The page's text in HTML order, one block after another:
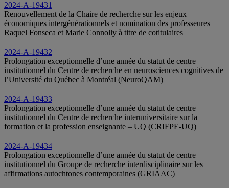
2024-A-19431
Renouvellement de la Chaire de recherche sur les enjeux
économiques intergénérationnels et nomination des professeures
Raquel Fonseca et Marie Connolly à titre de cotitulaires
2024-A-19432
Prolongation exceptionnelle d’une année du statut de centre
institutionnel du Centre de recherche en neurosciences cognitives de
l’Université du Québec à Montréal (NeuroQAM)
2024-A-19433
Prolongation exceptionnelle d’une année du statut de centre
institutionnel du Centre de recherche interuniversitaire sur la
formation et la profession enseignante – UQ (CRIFPE‑UQ)
2024-A-19434
Prolongation exceptionnelle d’une année du statut de centre
institutionnel du Groupe de recherche interdisciplinaire sur les
affirmations autochtones contemporaines (GRIAAC)